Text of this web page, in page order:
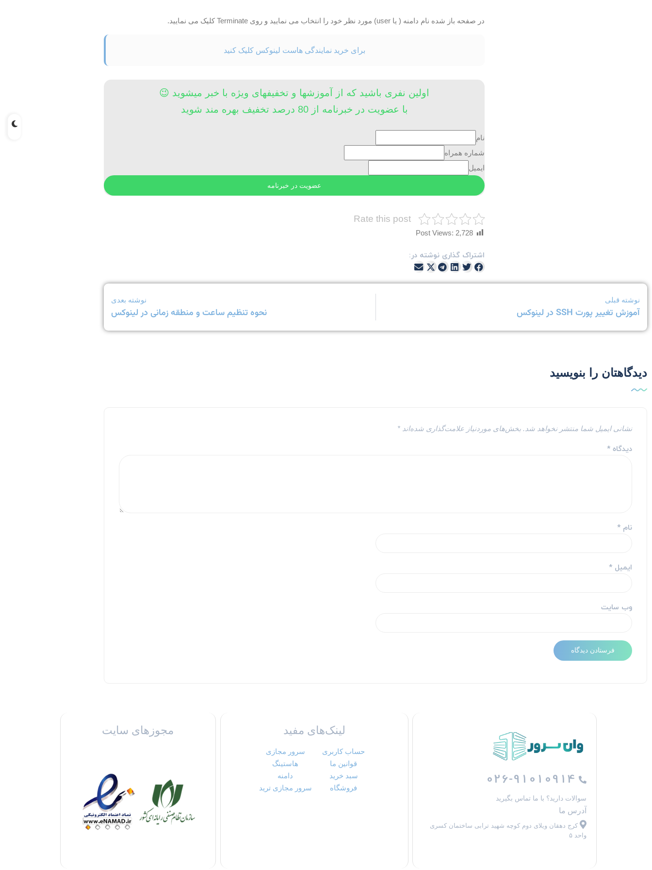
در صفحه باز شده نام دامنه ( یا user) مورد نظر خود را انتخاب می نمایید و روی Terminate کلیک می نمایید.
برای خرید نمایندگی هاست لینوکس کلیک کنید
اولین نفری باشید که از آموزشها و تخفیفهای ویژه با خبر میشوید 😉
با عضویت در خبرنامه از 80 درصد تخفیف بهره مند شوید
نام
شماره همراه
ایمیل
Rate this post
Post Views: 2,728
اشتراک گذاری نوشته در:
نوشته قبلی
آموزش تغییر پورت SSH در لینوکس
نوشته بعدی
نحوه تنظیم ساعت و منطقه زمانی در لینوکس
دیدگاهتان را بنویسید
نشانی ایمیل شما منتشر نخواهد شد. بخش‌های موردنیاز علامت‌گذاری شده‌اند *
دیدگاه*
نام *
ایمیل *
وب‌ سایت
سوالات دارید؟ با ما تماس بگیرید
آدرس ما
کرج دهقان ویلای دوم کوچه شهید ترابی ساختمان کسری
واحد ۵
لینک‌های مفید
حساب کاربری
قوانین ما
سبد خرید
فروشگاه
سرور مجازی
هاستینگ
دامنه
سرور مجازی ترید
مجوزهای سایت